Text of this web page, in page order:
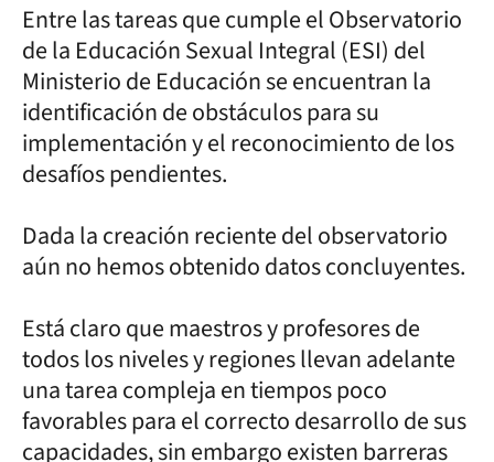
Entre las tareas que cumple el Observatorio
de la Educación Sexual Integral (ESI) del
Ministerio de Educación se encuentran la
identificación de obstáculos para su
implementación y el reconocimiento de los
desafíos pendientes.
Dada la creación reciente del observatorio
aún no hemos obtenido datos concluyentes.
Está claro que maestros y profesores de
todos los niveles y regiones llevan adelante
una tarea compleja en tiempos poco
favorables para el correcto desarrollo de sus
capacidades, sin embargo existen barreras